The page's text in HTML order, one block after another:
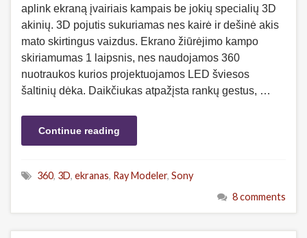
aplink ekraną įvairiais kampais be jokių specialių 3D
akinių. 3D pojutis sukuriamas nes kairė ir dešinė akis
mato skirtingus vaizdus. Ekrano žiūrėjimo kampo
skiriamumas 1 laipsnis, nes naudojamos 360
nuotraukos kurios projektuojamos LED šviesos
šaltinių dėka. Daikčiukas atpažįsta rankų gestus, …
Continue reading
360, 3D, ekranas, Ray Modeler, Sony
8 comments